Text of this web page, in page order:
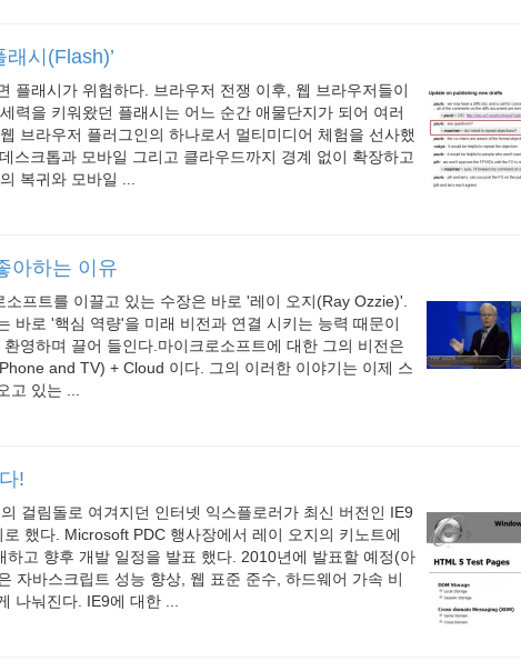
시(Flash)’
플래시가 위험하다. 브라우저 전쟁 이후, 웹 브라우저들이
력을 키워왔던 플래시는 어느 순간 애물단지가 되어 여러
브라우저 플러그인의 하나로서 멀티미디어 체험을 선사했
스크톱과 모바일 그리고 클라우드까지 경계 없이 확장하고
복귀와 모바일 ...
아하는 이유
프트를 이끌고 있는 수장은 바로 '레이 오지(Ray Ozzie)'.
바로 '핵심 역량'을 미래 비전과 연결 시키는 능력 때문이
영하며 끌어 들인다.마이크로소프트에 대한 그의 비전은
and TV) + Cloud 이다. 그의 이러한 이야기는 이제 스
고 있는 ...
!
걸림돌로 여겨지던 인터넷 익스플로러가 최신 버전인 IE9
했다. Microsoft PDC 행사장에서 레이 오지의 키노트에
하고 향후 개발 일정을 발표 했다. 2010년에 발표할 예정(아
자바스크립트 성능 향상, 웹 표준 준수, 하드웨어 가속 비
나눠진다. IE9에 대한 ...